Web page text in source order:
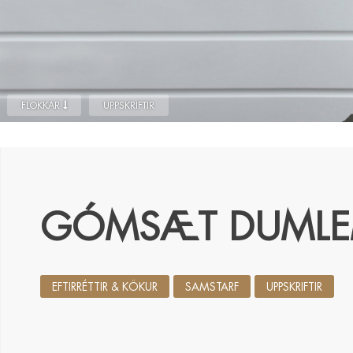
FLOKKAR UPPSKRIFTIR
GÓMSÆT
EFTIRRÉTTIR & KÖKUR SAMSTARF UPPSKRIFTIR